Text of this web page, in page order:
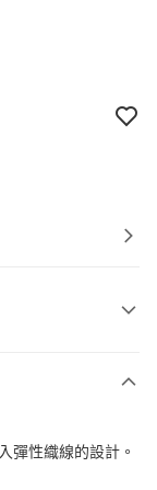
彈性織線的設計。